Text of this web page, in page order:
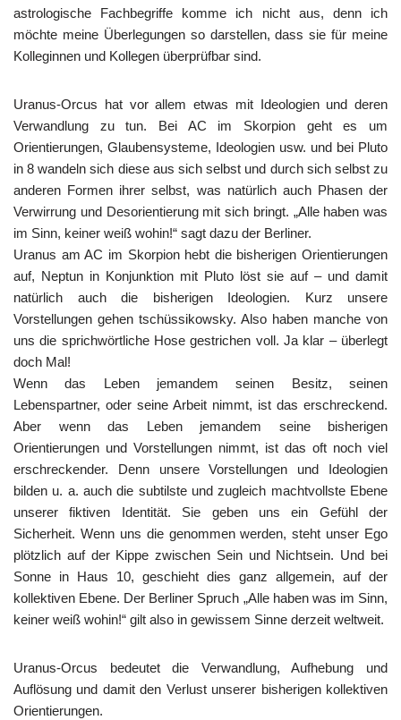
astrologische Fachbegriffe komme ich nicht aus, denn ich
möchte meine Überlegungen so darstellen, dass sie für meine
Kolleginnen und Kollegen überprüfbar sind.
Uranus-Orcus hat vor allem etwas mit Ideologien und deren
Verwandlung zu tun. Bei AC im Skorpion geht es um
Orientierungen, Glaubensysteme, Ideologien usw. und bei Pluto
in 8 wandeln sich diese aus sich selbst und durch sich selbst zu
anderen Formen ihrer selbst, was natürlich auch Phasen der
Verwirrung und Desorientierung mit sich bringt. „Alle haben was
im Sinn, keiner weiß wohin!“ sagt dazu der Berliner.
Uranus am AC im Skorpion hebt die bisherigen Orientierungen
auf, Neptun in Konjunktion mit Pluto löst sie auf – und damit
natürlich auch die bisherigen Ideologien. Kurz unsere
Vorstellungen gehen tschüssikowsky. Also haben manche von
uns die sprichwörtliche Hose gestrichen voll. Ja klar – überlegt
doch Mal!
Wenn das Leben jemandem seinen Besitz, seinen
Lebenspartner, oder seine Arbeit nimmt, ist das erschreckend.
Aber wenn das Leben jemandem seine bisherigen
Orientierungen und Vorstellungen nimmt, ist das oft noch viel
erschreckender. Denn unsere Vorstellungen und Ideologien
bilden u. a. auch die subtilste und zugleich machtvollste Ebene
unserer fiktiven Identität. Sie geben uns ein Gefühl der
Sicherheit. Wenn uns die genommen werden, steht unser Ego
plötzlich auf der Kippe zwischen Sein und Nichtsein. Und bei
Sonne in Haus 10, geschieht dies ganz allgemein, auf der
kollektiven Ebene. Der Berliner Spruch „Alle haben was im Sinn,
keiner weiß wohin!“ gilt also in gewissem Sinne derzeit weltweit.
Uranus-Orcus bedeutet die Verwandlung, Aufhebung und
Auflösung und damit den Verlust unserer bisherigen kollektiven
Orientierungen.